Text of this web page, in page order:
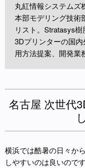
丸紅情報システム
本部モデリング技術
リスト。Stratasys
3Dプリンターの国
用方法提案、開発業
名古屋 次世代
横浜では酷暑の日々か
しやすいのは良いので